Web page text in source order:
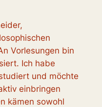
Vorlesungen bin
Ich habe
und möchte
einbringen
kämen sowohl